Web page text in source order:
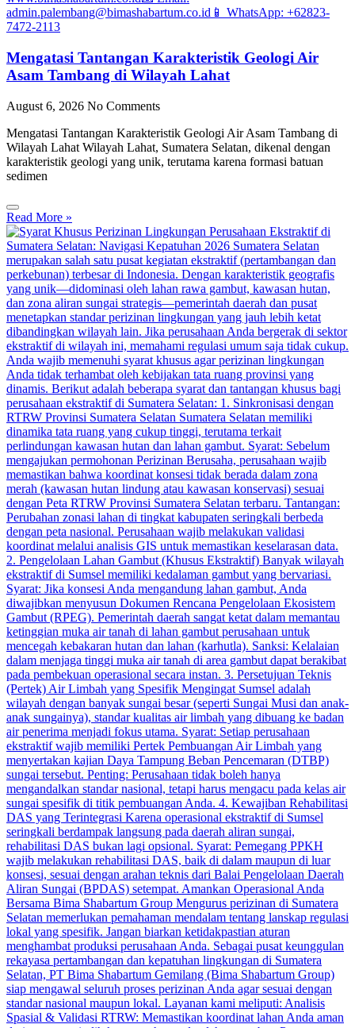
Mengatasi Tantangan Karakteristik Geologi Air
Asam Tambang di Wilayah Lahat
August 6, 2026 No Comments
Mengatasi Tantangan Karakteristik Geologi Air Asam Tambang di
Wilayah Lahat Wilayah Lahat, Sumatera Selatan, dikenal dengan
karakteristik geologi yang unik, terutama karena formasi batuan
sedimen
Read More »